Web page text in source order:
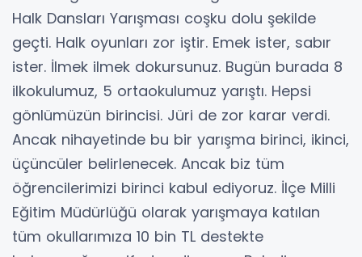
Halk Dansları Yarışması coşku dolu şekilde
geçti. Halk oyunları zor iştir. Emek ister, sabır
ister. İlmek ilmek dokursunuz. Bugün burada 8
ilkokulumuz, 5 ortaokulumuz yarıştı. Hepsi
gönlümüzün birincisi. Jüri de zor karar verdi.
Ancak nihayetinde bu bir yarışma birinci, ikinci,
üçüncüler belirlenecek. Ancak biz tüm
öğrencilerimizi birinci kabul ediyoruz. İlçe Milli
Eğitim Müdürlüğü olarak yarışmaya katılan
tüm okullarımıza 10 bin TL destekte